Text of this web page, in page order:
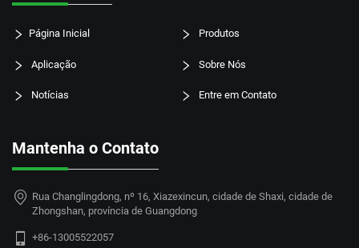
Página Inicial Produtos
Aplicação Sobre Nós
Notícias Entre em Contato
Mantenha o Contato
Rua Changlingdong, nº 16, Xiazexincun, cidade de Shaxi, cidade de
Zhongshan, província de Guangdong
+86-13005522057